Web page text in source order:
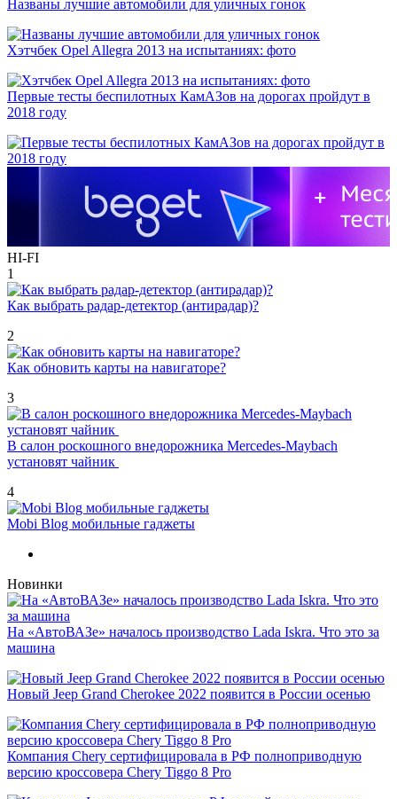
Названы лучшие автомобили для уличных гонок
Хэтчбек Opel Allegra 2013 на испытаниях: фото
Первые тесты беспилотных КамАЗов на дорогах пройдут в
2018 году
HI-FI
1
Как выбрать радар-детектор (антирадар)?
2
Как обновить карты на навигаторе?
3
В салон роскошного внедорожника Mercedes-Maybach
установят чайник
4
Mobi Blog мобильные гаджеты
Новинки
На «АвтоВАЗе» началось производство Lada Iskra. Что это за
машина
Новый Jeep Grand Cherokee 2022 появится в России осенью
Компания Chery сертифицировала в РФ полноприводную
версию кроссовера Chery Tiggo 8 Pro